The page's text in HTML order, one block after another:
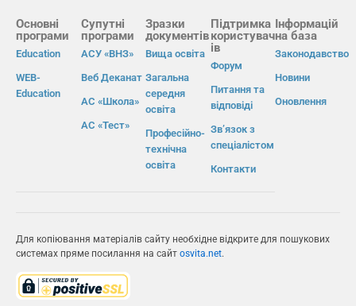
Основні
програми
Education
WEB-
Education
Супутні
програми
АСУ «ВНЗ»
Веб Деканат
АС «Школа»
АС «Тест»
Зразки
документів
Вища освіта
Загальна
середня
освіта
Професійно-
технічна
освіта
Підтримка
користувач
ів
Форум
Питання та
відповіді
Зв’язок з
спеціалістом
Контакти
Інформацій
на база
Законодавство
Новини
Оновлення
Для копіювання матеріалів сайту необхідне відкрите для пошукових
системах пряме посилання на сайт osvita.net.